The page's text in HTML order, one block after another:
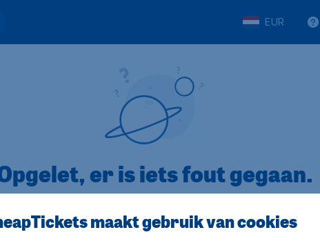
EUR
er is iets fout gegaan.
maakt gebruik van cookies